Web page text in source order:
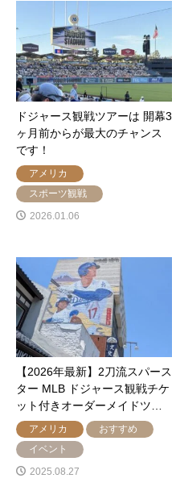
ドジャース観戦ツアーは 開幕3
ヶ月前からが最大のチャンス
です！
アメリカ
スポーツ観戦
2026.01.06
【2026年最新】2刀流スパース
ター MLB ドジャース観戦チケ
ット付きオーダーメイドツ…
アメリカ
おすすめ
イベント
2025.08.27